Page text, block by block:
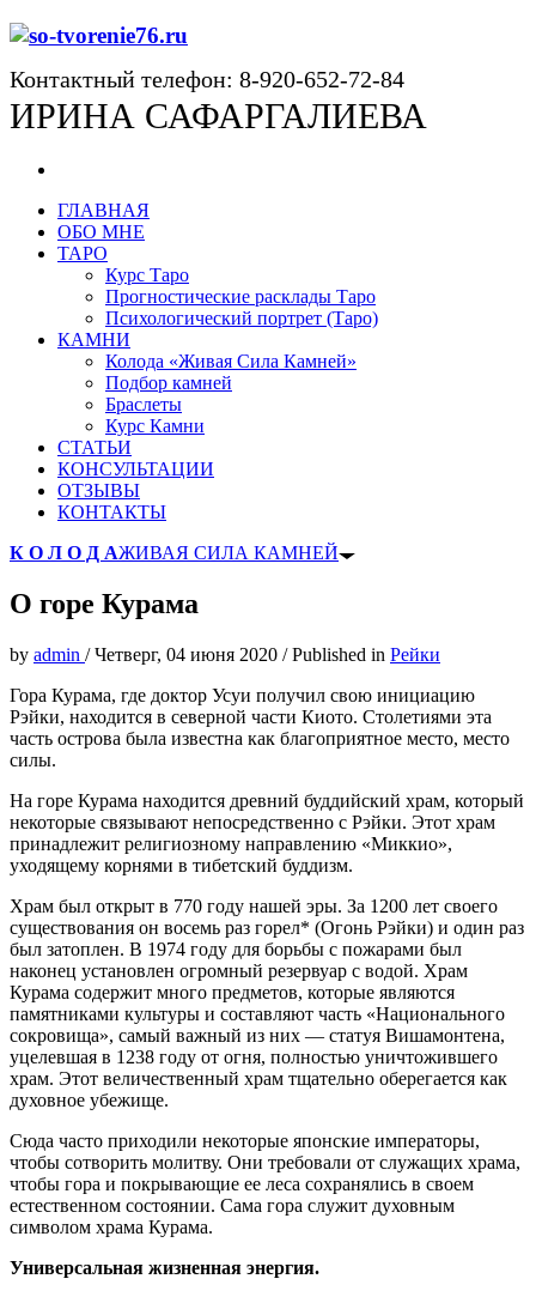
Контактный телефон: 8-920-652-72-84
ИРИНА САФАРГАЛИЕВА
ГЛАВНАЯ
ОБО МНЕ
ТАРО
Курс Таро
Прогностические расклады Таро
Психологический портрет (Таро)
КАМНИ
Колода «Живая Сила Камней»
Подбор камней
Браслеты
Курс Камни
СТАТЬИ
КОНСУЛЬТАЦИИ
ОТЗЫВЫ
КОНТАКТЫ
К О Л О Д АЖИВАЯ СИЛА КАМНЕЙ
О горе Курама
by admin /Четверг, 04 июня 2020 /Published in Рейки
Гора Курама, где доктор Усуи получил свою инициацию
Рэйки, находится в северной части Киото. Столетиями эта
часть острова была известна как благоприятное место, место
силы.
На горе Курама находится древний буддийский храм, который
некоторые связывают непосредственно с Рэйки. Этот храм
принадлежит религиозному направлению «Миккио»,
уходящему корнями в тибетский буддизм.
Храм был открыт в 770 году нашей эры. За 1200 лет своего
существования он восемь раз горел* (Огонь Рэйки) и один раз
был затоплен. В 1974 году для борьбы с пожарами был
наконец установлен огромный резервуар с водой. Храм
Курама содержит много предметов, которые являются
памятниками культуры и составляют часть «Национального
сокровища», самый важный из них — статуя Вишамонтена,
уцелевшая в 1238 году от огня, полностью уничтожившего
храм. Этот величественный храм тщательно оберегается как
духовное убежище.
Сюда часто приходили некоторые японские императоры,
чтобы сотворить молитву. Они требовали от служащих храма,
чтобы гора и покрывающие ее леса сохранялись в своем
естественном состоянии. Сама гора служит духовным
символом храма Курама.
Универсальная жизненная энергия.